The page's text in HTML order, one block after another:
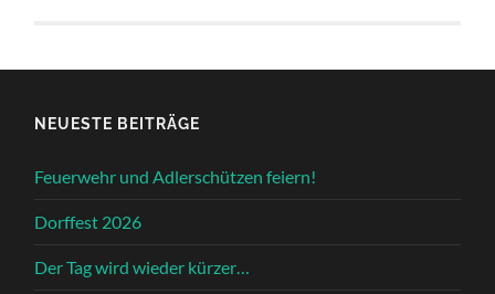
NEUESTE BEITRÄGE
Feuerwehr und Adlerschützen feiern!
Dorffest 2026
Der Tag wird wieder kürzer…